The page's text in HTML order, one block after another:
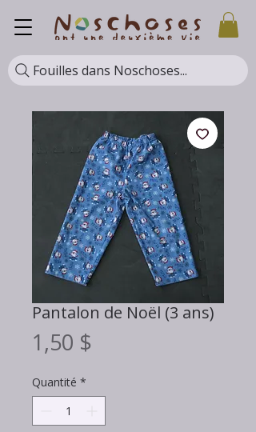
Fouilles dans Noschoses...
Pantalon de Noël (3 ans)
1,50 $
Quantité *